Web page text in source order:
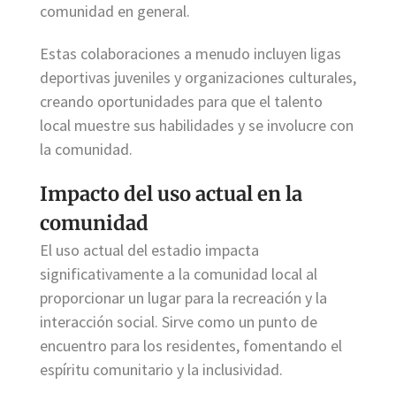
comunidad en general.
Estas colaboraciones a menudo incluyen ligas
deportivas juveniles y organizaciones culturales,
creando oportunidades para que el talento
local muestre sus habilidades y se involucre con
la comunidad.
Impacto del uso actual en la
comunidad
El uso actual del estadio impacta
significativamente a la comunidad local al
proporcionar un lugar para la recreación y la
interacción social. Sirve como un punto de
encuentro para los residentes, fomentando el
espíritu comunitario y la inclusividad.